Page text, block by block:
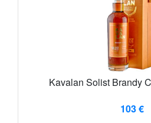
Kavalan Solist Brandy
103 €